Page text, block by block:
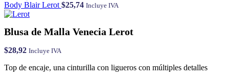
Body Blair Lerot $25,74 Incluye IVA
Blusa de Malla Venecia Lerot
$28,92 Incluye IVA
Top de encaje, una cinturilla con ligueros con múltiples detalles